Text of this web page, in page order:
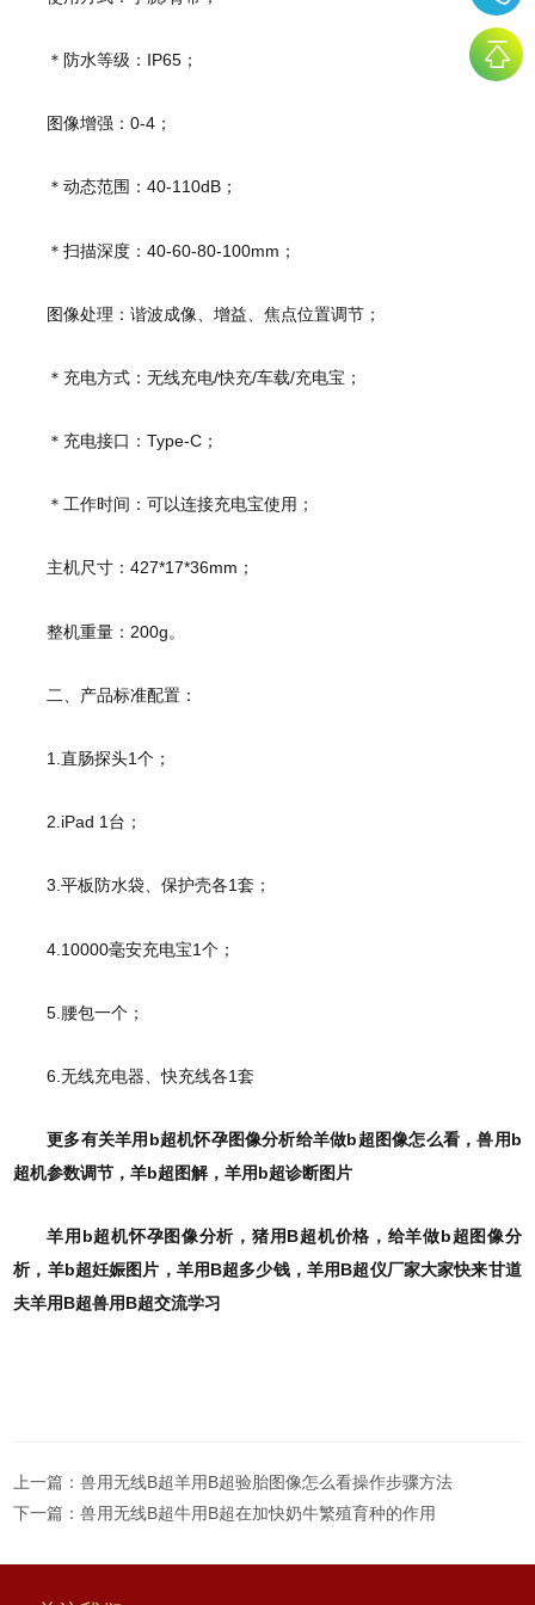
＊防水等级：IP65；
图像增强：0-4；
＊动态范围：40-110dB；
＊扫描深度：40-60-80-100mm；
图像处理：谐波成像、增益、焦点位置调节；
＊充电方式：无线充电/快充/车载/充电宝；
＊充电接口：Type-C；
＊工作时间：可以连接充电宝使用；
主机尺寸：427*17*36mm；
整机重量：200g。
二、产品标准配置：
1.直肠探头1个；
2.iPad 1台；
3.平板防水袋、保护壳各1套；
4.10000毫安充电宝1个；
5.腰包一个；
6.无线充电器、快充线各1套
更多有关羊用b超机怀孕图像分析给羊做b超图像怎么看，兽用b
超机参数调节，羊b超图解，羊用b超诊断图片
羊用b超机怀孕图像分析，猪用B超机价格，给羊做b超图像分
析，羊b超妊娠图片，羊用B超多少钱，羊用B超仪厂家大家快来甘道
夫羊用B超兽用B超交流学习
上一篇：兽用无线B超羊用B超验胎图像怎么看操作步骤方法
下一篇：兽用无线B超牛用B超在加快奶牛繁殖育种的作用